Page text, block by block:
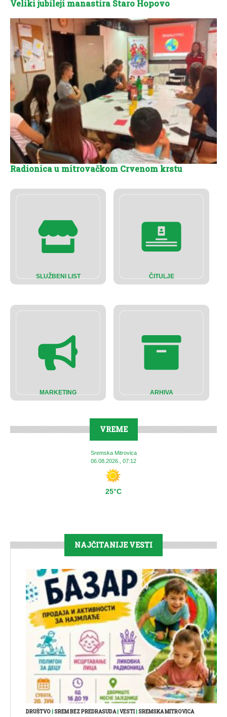
SLUŽBENI LIST ČITULJE
MARKETING ARHIVA
VREME
Sremska Mitrovica
06.08.2026., 07:12
25°C
Veliki jubileji manastira Staro Hopovo
Radionica u mitrovačkom Crvenom krstu
NAJČITANIJE VESTI
DRUŠTVO|SREM BEZ PREDRASUDA|VESTI|SREMSKA MITROVICA